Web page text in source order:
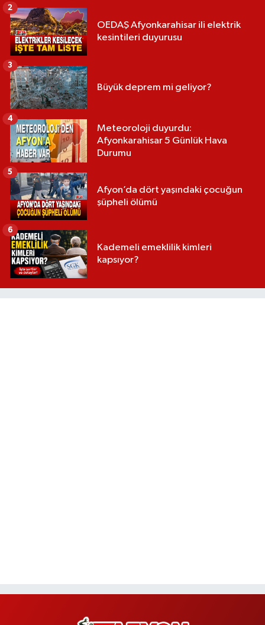
OEDAŞ Afyonkarahisar ili elektrik
kesintileri duyurusu
2
Büyük deprem mi geliyor?
3
Meteoroloji duyurdu:
Afyonkarahisar 5 Günlük Hava
Durumu
4
Afyon’da dört yaşındaki çocuğun
şüpheli ölümü
5
Kademeli emeklilik kimleri
kapsıyor?
6